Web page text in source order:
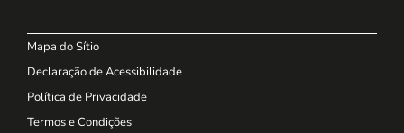
Mapa do Sítio
Declaração de Acessibilidade
Política de Privacidade
Termos e Condições